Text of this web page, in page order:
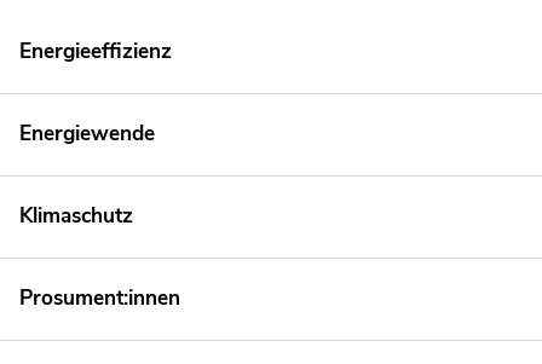
Energieeffizienz
Energiewende
Klimaschutz
Prosument:innen